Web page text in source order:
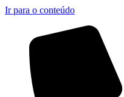
Ir para o conteúdo